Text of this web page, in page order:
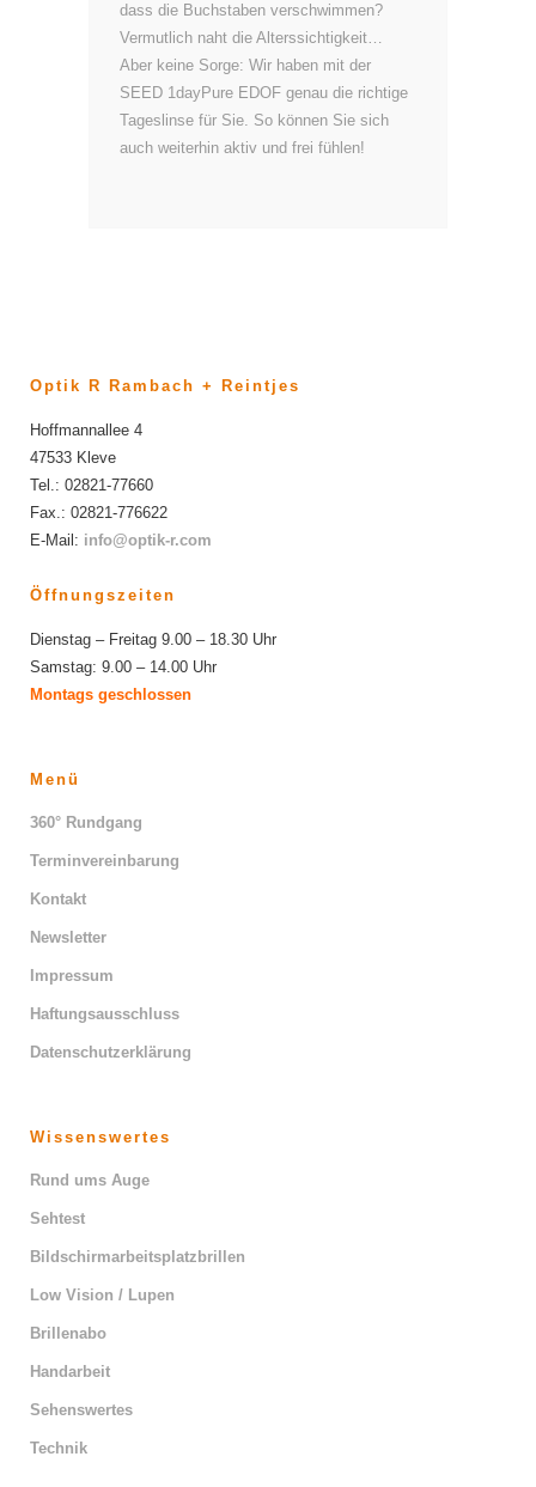
dass die Buchstaben verschwimmen?
Vermutlich naht die Alterssichtigkeit…
Aber keine Sorge: Wir haben mit der
SEED 1dayPure EDOF genau die richtige
Tageslinse für Sie. So können Sie sich
auch weiterhin aktiv und frei fühlen!
Optik R Rambach + Reintjes
Hoffmannallee 4
47533 Kleve
Tel.: 02821-77660
Fax.: 02821-776622
E-Mail: info@optik-r.com
Öffnungszeiten
Dienstag – Freitag 9.00 – 18.30 Uhr
Samstag: 9.00 – 14.00 Uhr
Montags geschlossen
Menü
360° Rundgang
Terminvereinbarung
Kontakt
Newsletter
Impressum
Haftungsausschluss
Datenschutzerklärung
Wissenswertes
Rund ums Auge
Sehtest
Bildschirmarbeitsplatzbrillen
Low Vision / Lupen
Brillenabo
Handarbeit
Sehenswertes
Technik